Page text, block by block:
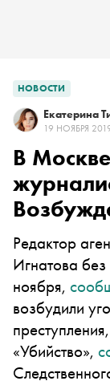
НОВОСТИ
Екатерина
19 НОЯБРЯ
В
Редактор
Игнатова
ноября,
возбудили
«Убийство»,